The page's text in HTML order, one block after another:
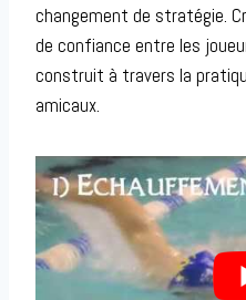
changement de stratégie.
de confiance entre les
construit à travers la
amicaux.